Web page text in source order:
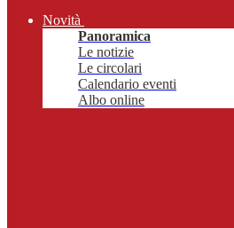
Novità
Panoramica
Le notizie
Le circolari
Calendario eventi
Albo online